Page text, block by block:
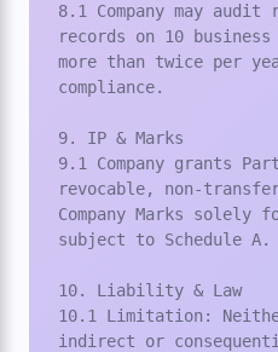
8.1 Company may
records on 10
more than twice per
compliance.
9. IP & Marks
9.1 Company grants
revocable, non-
Company Marks solely
subject to Schedule A.
10. Liability & Law
10.1 Limitation:
indirect or